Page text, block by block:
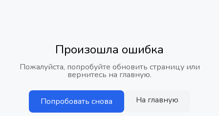
Произошла ошибка
Пожалуйста, попробуйте обновить страницу или
вернитесь на главную.
Попробовать снова На главную